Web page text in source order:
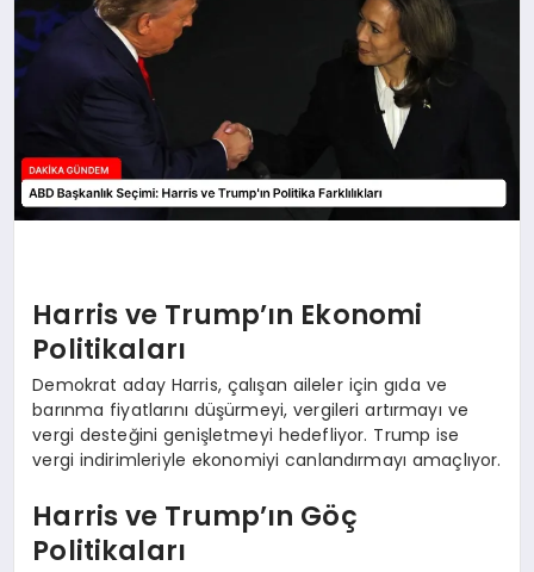
SAĞLIK
DÜNYA
EĞITIM
Harris ve Trump’ın Ekonomi
Politikaları
Demokrat aday Harris, çalışan aileler için gıda ve
barınma fiyatlarını düşürmeyi, vergileri artırmayı ve
vergi desteğini genişletmeyi hedefliyor. Trump ise
vergi indirimleriyle ekonomiyi canlandırmayı amaçlıyor.
Harris ve Trump’ın Göç
Politikaları